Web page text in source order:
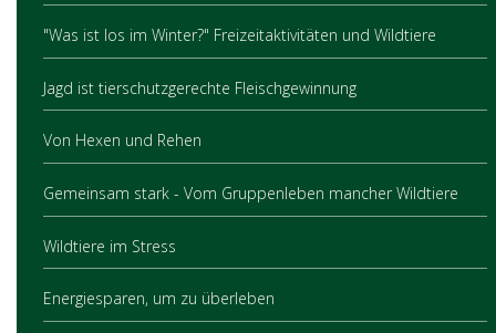
"Was ist los im Winter?" Freizeitaktivitäten und Wildtiere
Jagd ist tierschutzgerechte Fleischgewinnung
Von Hexen und Rehen
Gemeinsam stark - Vom Gruppenleben mancher Wildtiere
Wildtiere im Stress
Energiesparen, um zu überleben